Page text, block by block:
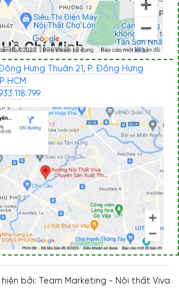
Hưng Thuận 21, P. Đông Hưng
HCM
hiện bởi: Team Marketing - Nội thất Viva